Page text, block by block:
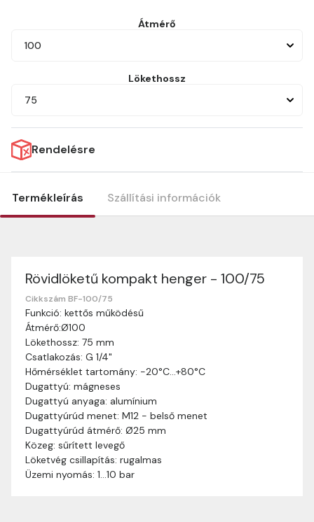
Átmérő
100
Lökethossz
75
Rendelésre
Termékleírás Szállítási információk
Rövidlöketű kompakt henger - 100/75
Cikkszám BF-100/75
Funkció: kettős működésű
Átmérő:Ø100
Lökethossz: 75 mm
Csatlakozás: G 1/4"
Hőmérséklet tartomány: -20°C…+80°C
Dugattyú: mágneses
Dugattyú anyaga: alumínium
Dugattyúrúd menet: M12 - belső menet
Dugattyúrúd átmérő: Ø25 mm
Közeg: sűrített levegő
Löketvég csillapítás: rugalmas
Üzemi nyomás: 1…10 bar
Szállítási információk
Nagyon köszönjük, hogy webshopunkat választottátok
vásárlásaitokhoz. Az alábbiakban megtaláljátok szállítási
információinkat, hogy a vásárlásotok gördülékenyen és
zökkenőmentesen történhessen.
Szállítási idő:Általában a megrendeléseket 2-5
munkanapon belül kézbesítjük. Amennyiben
valamilyen okból kifolyólag a szállítás hosszabb
ideig tart, előre értesítünk benneteket.
Szállítási díj:A szállítási díj függ a termék súlyától
és a szállítási cím távolságától. A pontos szállítási
díjat a vásárlás folyamata során megtekinthetitek,
mielőtt a rendelést véglegesítitek.